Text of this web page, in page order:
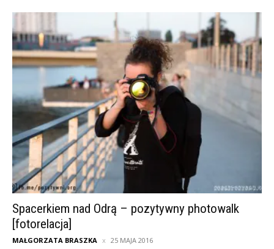
Spacerkiem nad Odrą – pozytywny photowalk
[fotorelacja]
MAŁGORZATA BRASZKA 25 MAJA 2016